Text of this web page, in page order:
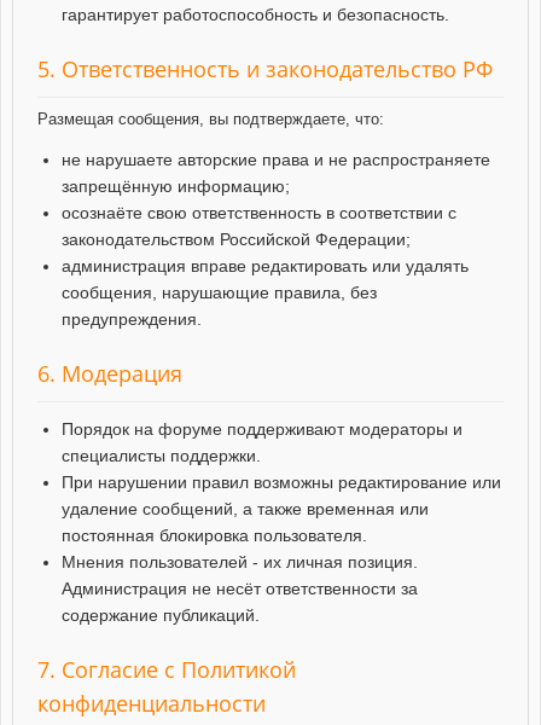
гарантирует работоспособность и безопасность.
5. Ответственность и законодательство РФ
Размещая сообщения, вы подтверждаете, что:
не нарушаете авторские права и не распространяете
запрещённую информацию;
осознаёте свою ответственность в соответствии с
законодательством Российской Федерации;
администрация вправе редактировать или удалять
сообщения, нарушающие правила, без
предупреждения.
6. Модерация
Порядок на форуме поддерживают модераторы и
специалисты поддержки.
При нарушении правил возможны редактирование или
удаление сообщений, а также временная или
постоянная блокировка пользователя.
Мнения пользователей - их личная позиция.
Администрация не несёт ответственности за
содержание публикаций.
7. Согласие с Политикой
конфиденциальности